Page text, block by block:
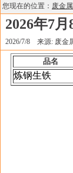
您现在的位置： 废金
2026年7
2026/7/8 来源: 废
品名
炼钢生铁